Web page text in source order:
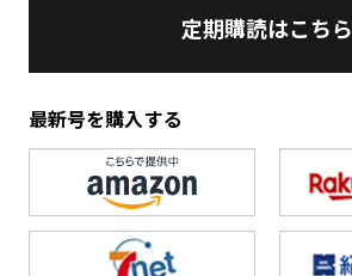
定期購読はこちら
最新号を購入する